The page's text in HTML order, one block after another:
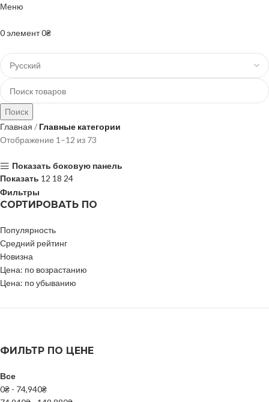
Меню
0элемент0₴
Поиск
Главная
Главные категории
Отображение 1–12 из 73
Показать боковую панель
Показать 12 18 24
Фильтры
СОРТИРОВАТЬ ПО
Популярность
Средний рейтинг
Новизна
Цена: по возрастанию
Цена: по убыванию
ФИЛЬТР ПО ЦЕНЕ
Все
0₴ - 74,940₴